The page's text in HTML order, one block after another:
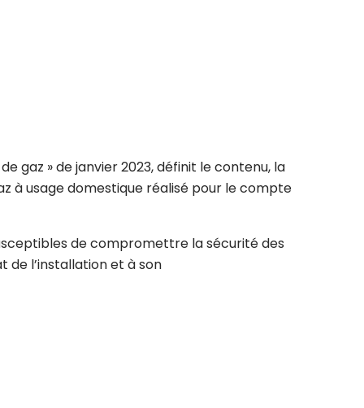
gaz » de janvier 2023, définit le contenu, la
à usage domestique réalisé pour le compte
de compromettre la sécurité des
de l’installation et à son